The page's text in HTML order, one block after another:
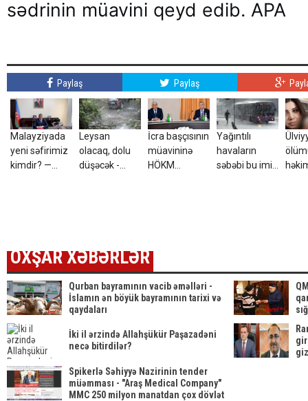
sədrinin müavini qeyd edib. APA
Paylaş Paylaş
Malayziyada
yeni səfirimiz
kimdir? —
Leysan
olacaq, dolu
düşəcək -
İcra başçısının
müavininə
HÖKM
Yağıntılı
havaların
səbəbi bu imiş
OXŞAR XƏBƏRLƏR
Qurban bayramının vacib əməlləri -
İslamın ən böyük bayramının tarixi və
qaydaları
İki il ərzində Allahşükür Paşazadəni
necə bitirdilər?
Spikerlə Səhiyyə Nazirinin tender
müəmması - "Araş Medical Company"
MMC 250 milyon manatdan çox dövlət